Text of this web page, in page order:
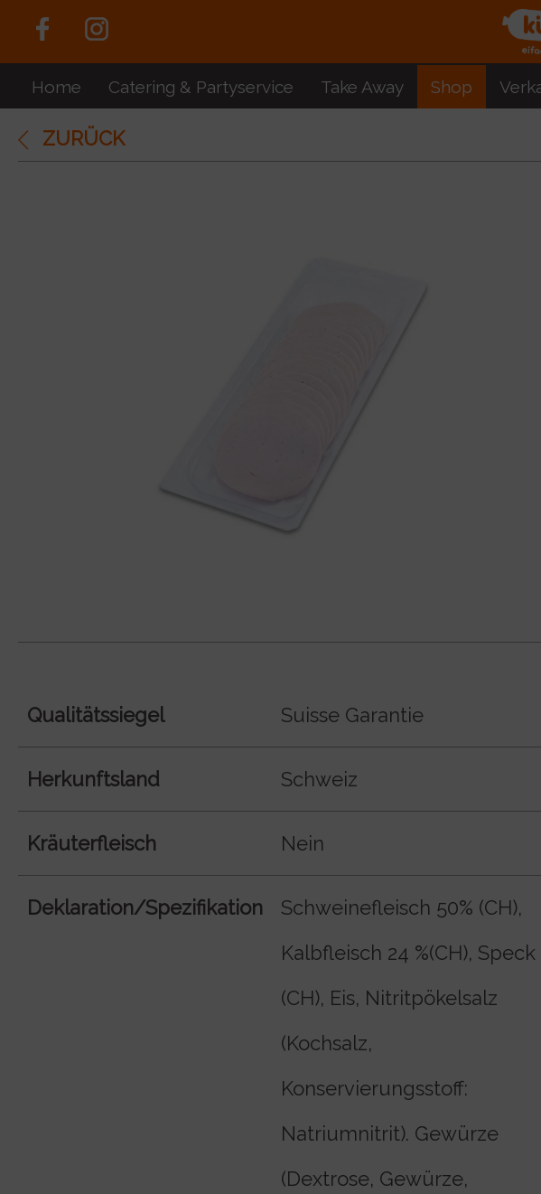
Home Catering & Partyservice Take Away Shop
ZURÜCK
Qualitätssiegel Suisse Garantie
Herkunftsland Schweiz
Kräuterfleisch Nein
Deklaration/Spezifikation
Schweinefleisch 50% (CH),
Kalbfleisch 24 %(CH), Speck
(CH), Eis, Nitritpökelsalz
(Kochsalz,
Konservierungsstoff:
Natriumnitrit). Gewürze
(Dextrose, Gewürze,